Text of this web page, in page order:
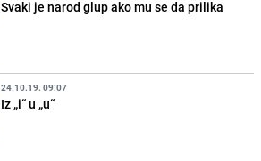
Svaki je narod glup ako mu se da prilika
24.10.19. 09:07
Iz „i“ u „u“